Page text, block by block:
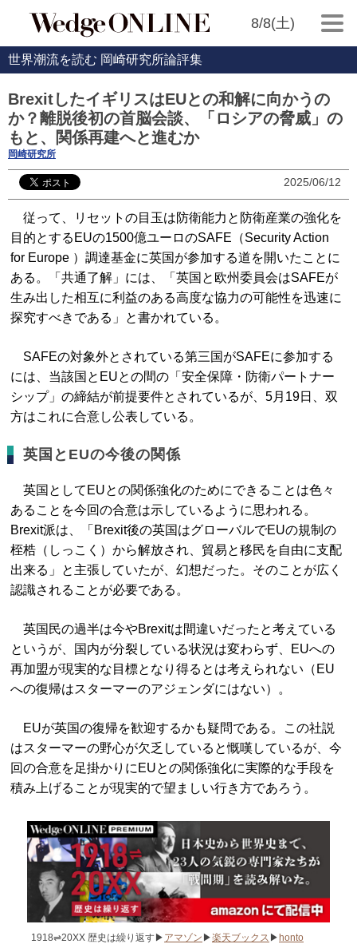
8/8(土)
世界潮流を読む 岡崎研究所論評集
BrexitしたイギリスはEUとの和解に向かうの
か？離脱後初の首脳会談、「ロシアの脅威」の
もと、関係再建へと進むか
岡崎研究所
2025/06/12
従って、リセットの目玉は防衛能力と防衛産業の強化を
目的とするEUの1500億ユーロのSAFE（Security Action
for Europe ）調達基金に英国が参加する道を開いたことに
ある。「共通了解」には、「英国と欧州委員会はSAFEが
生み出した相互に利益のある高度な協力の可能性を迅速に
探究すべきである」と書かれている。
SAFEの対象外とされている第三国がSAFEに参加する
には、当該国とEUとの間の「安全保障・防衛パートナー
シップ」の締結が前提要件とされているが、5月19日、双
方はこれに合意し公表している。
英国とEUの今後の関係
英国としてEUとの関係強化のためにできることは色々
あることを今回の合意は示しているように思われる。
Brexit派は、「Brexit後の英国はグローバルでEUの規制の
桎梏（しっこく）から解放され、貿易と移民を自由に支配
出来る」と主張していたが、幻想だった。そのことが広く
認識されることが必要である。
英国民の過半は今やBrexitは間違いだったと考えている
というが、国内が分裂している状況は変わらず、EUへの
再加盟が現実的な目標となり得るとは考えられない（EU
への復帰はスターマーのアジェンダにはない）。
EUが英国の復帰を歓迎するかも疑問である。この社説
はスターマーの野心が欠乏していると慨嘆しているが、今
回の合意を足掛かりにEUとの関係強化に実際的な手段を
積み上げることが現実的で望ましい行き方であろう。
1918⇌20XX 歴史は繰り返す▶ アマゾン ▶楽天ブックス ▶honto